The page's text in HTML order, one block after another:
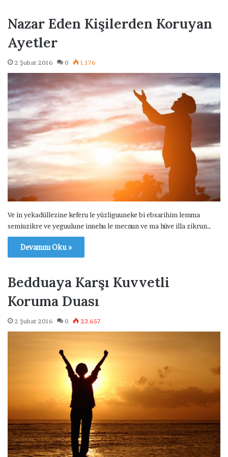
Nazar Eden Kişilerden Koruyan
Ayetler
2 Şubat 2016 0 1.176
Ve in yekadüllezine keferu le yüzliguuneke bi ebsarihim lemma
semiuzikre ve yeguulune innehu le mecnun ve ma hüve illa zikrun…
Devamını Oku »
Bedduaya Karşı Kuvvetli
Koruma Duası
2 Şubat 2016 0 23.657